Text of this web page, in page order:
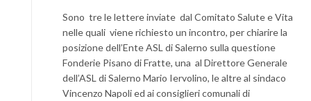
Sono tre le lettere inviate dal Comitato Salute e Vita
nelle quali viene richiesto un incontro, per chiarire la
posizione dell’Ente ASL di Salerno sulla questione
Fonderie Pisano di Fratte, una al Direttore Generale
dell’ASL di Salerno Mario Iervolino, le altre al sindaco
Vincenzo Napoli ed ai consiglieri comunali di